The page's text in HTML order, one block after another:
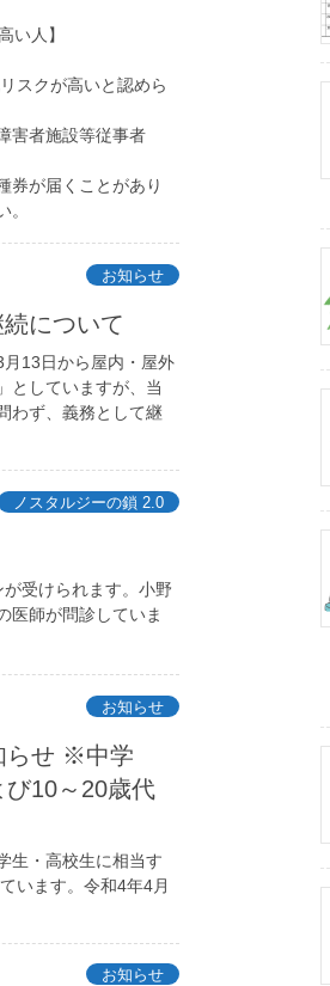
い人】
スクが高いと認めら
害者施設等従事者
券が届くことがあり
。
お知らせ
について
13日から屋内・屋外
としていますが、当
わず、義務として継
ノスタルジーの鎖 2.0
受けられます。小野
医師が問診していま
お知らせ
らせ ※中学
10～20歳代
生・高校生に相当す
います。令和4年4月
お知らせ